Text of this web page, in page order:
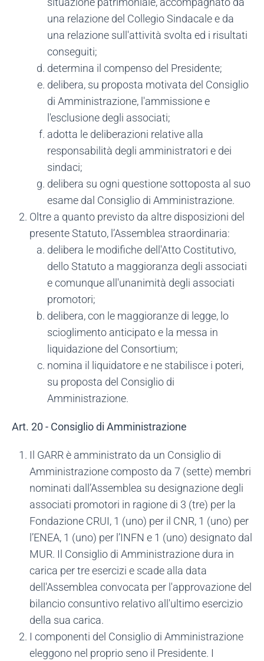
una relazione del Collegio Sindacale e da
una relazione sull'attività svolta ed i risultati
conseguiti;
determina il compenso del Presidente;
delibera, su proposta motivata del Consiglio
di Amministrazione, l'ammissione e
l'esclusione degli associati;
adotta le deliberazioni relative alla
responsabilità degli amministratori e dei
sindaci;
delibera su ogni questione sottoposta al suo
esame dal Consiglio di Amministrazione.
Oltre a quanto previsto da altre disposizioni del
presente Statuto, l’Assemblea straordinaria:
delibera le modifiche dell'Atto Costitutivo,
dello Statuto a maggioranza degli associati
e comunque all'unanimità degli associati
promotori;
delibera, con le maggioranze di legge, lo
scioglimento anticipato e la messa in
liquidazione del Consortium;
nomina il liquidatore e ne stabilisce i poteri,
su proposta del Consiglio di
Amministrazione.
Art. 20 - Consiglio di Amministrazione
Il GARR è amministrato da un Consiglio di
Amministrazione composto da 7 (sette) membri
nominati dall’Assemblea su designazione degli
associati promotori in ragione di 3 (tre) per la
Fondazione CRUI, 1 (uno) per il CNR, 1 (uno) per
l’ENEA, 1 (uno) per l’INFN e 1 (uno) designato dal
MUR. Il Consiglio di Amministrazione dura in
carica per tre esercizi e scade alla data
dell'Assemblea convocata per l'approvazione del
bilancio consuntivo relativo all'ultimo esercizio
della sua carica.
I componenti del Consiglio di Amministrazione
eleggono nel proprio seno il Presidente. I